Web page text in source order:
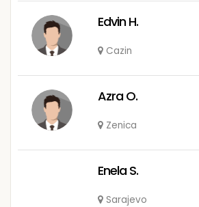
Edvin H.
Cazin
Azra O.
Zenica
Enela S.
Sarajevo